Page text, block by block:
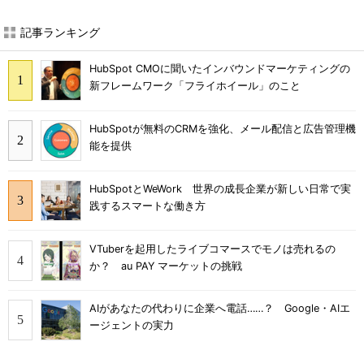
記事ランキング
HubSpot CMOに聞いたインバウンドマーケティングの
新フレームワーク「フライホイール」のこと
HubSpotが無料のCRMを強化、メール配信と広告管理機
能を提供
HubSpotとWeWork 世界の成長企業が新しい日常で実
践するスマートな働き方
VTuberを起用したライブコマースでモノは売れるの
か？ au PAY マーケットの挑戦
AIがあなたの代わりに企業へ電話……？ Google・AIエ
ージェントの実力